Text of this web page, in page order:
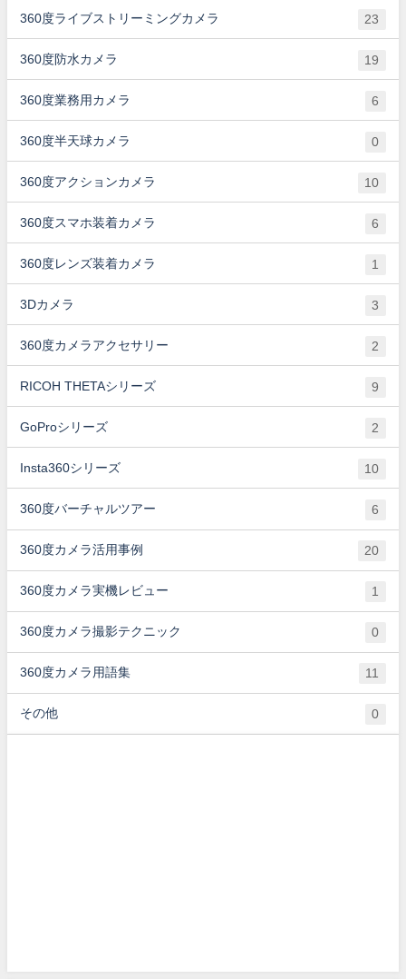
360度ライブストリーミングカメラ 23
360度防水カメラ 19
360度業務用カメラ 6
360度半天球カメラ 0
360度アクションカメラ 10
360度スマホ装着カメラ 6
360度レンズ装着カメラ 1
3Dカメラ 3
360度カメラアクセサリー 2
RICOH THETAシリーズ 9
GoProシリーズ 2
Insta360シリーズ 10
360度バーチャルツアー 6
360度カメラ活用事例 20
360度カメラ実機レビュー 1
360度カメラ撮影テクニック 0
360度カメラ用語集 11
その他 0